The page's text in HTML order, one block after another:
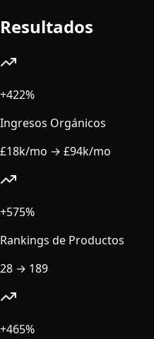
Resultados
+422%
Ingresos Orgánicos
£18k/mo → £94k/mo
+575%
Rankings de Productos
28 → 189
+465%